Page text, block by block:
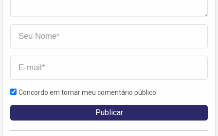
Concordo em tornar meu comentário público